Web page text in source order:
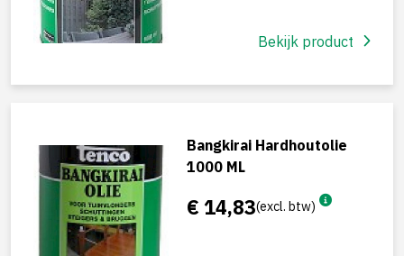
Bekijk product
Bangkirai Hardhoutolie
1000 ML
€ 14,83(excl. btw)